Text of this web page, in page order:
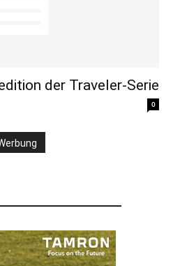
der Traveler-Serie
0